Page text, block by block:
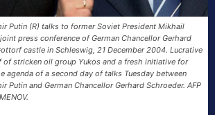
Putin (R) talks to former Soviet President Mikhail
press conference of German Chancellor Gerhard
castle in Schleswig, 21 December 2004. Lucrative
stricken oil group Yukos and a fresh initiative for
agenda of a second day of talks Tuesday between
Putin and German Chancellor Gerhard Schroeder. AFP